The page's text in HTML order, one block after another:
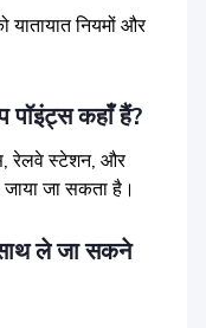
यातायात नियमों और
पॉइंट्स कहाँ हैं?
रेलवे स्टेशन, और
जा सकता है।
साथ ले जा सकने